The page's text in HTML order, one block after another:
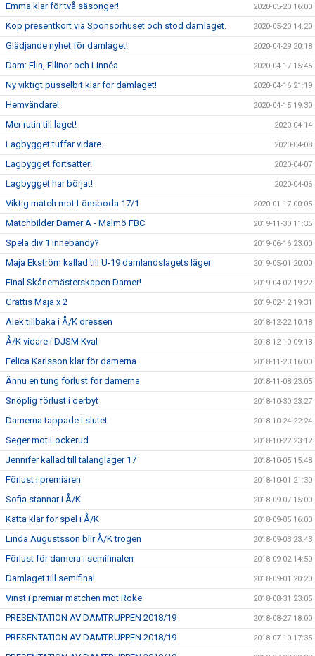
Emma klar för två säsonger! 2020-05-20 16:00
Köp presentkort via Sponsorhuset och stöd damlaget. 2020-05-20 14:20
Glädjande nyhet för damlaget! 2020-04-29 20:18
Dam: Elin, Ellinor och Linnéa 2020-04-17 15:45
Ny viktigt pusselbit klar för damlaget! 2020-04-16 21:19
Hemvändare! 2020-04-15 19:30
Mer rutin till laget! 2020-04-14
Lagbygget tuffar vidare. 2020-04-08
Lagbygget fortsätter! 2020-04-07
Lagbygget har börjat! 2020-04-06
Viktig match mot Lönsboda 17/1 2020-01-17 00:05
Matchbilder Damer A - Malmö FBC 2019-11-30 11:35
Spela div 1 innebandy? 2019-06-16 23:00
Maja Ekström kallad till U-19 damlandslagets läger 2019-05-01 20:00
Final Skånemästerskapen Damer! 2019-04-02 19:22
Grattis Maja x 2 2019-02-12 19:31
Alek tillbaka i Å/K dressen 2018-12-22 10:18
Å/K vidare i DJSM Kval 2018-12-10 09:13
Felica Karlsson klar för damerna 2018-11-23 16:00
Ännu en tung förlust för damerna 2018-11-08 23:05
Snöplig förlust i derbyt 2018-10-30 23:27
Damerna tappade i slutet 2018-10-24 22:24
Seger mot Lockerud 2018-10-22 23:12
Jennifer kallad till talangläger 17 2018-10-05 15:48
Förlust i premiären 2018-10-01 21:30
Sofia stannar i Å/K 2018-09-07 15:00
Katta klar för spel i Å/K 2018-09-05 16:00
Linda Augustsson blir Å/K trogen 2018-09-03 23:43
Förlust för damera i semifinalen 2018-09-02 14:50
Damlaget till semifinal 2018-09-01 20:20
Vinst i premiär matchen mot Röke 2018-08-31 23:05
PRESENTATION AV DAMTRUPPEN 2018/19 2018-08-27 18:00
PRESENTATION AV DAMTRUPPEN 2018/19 2018-07-10 17:35